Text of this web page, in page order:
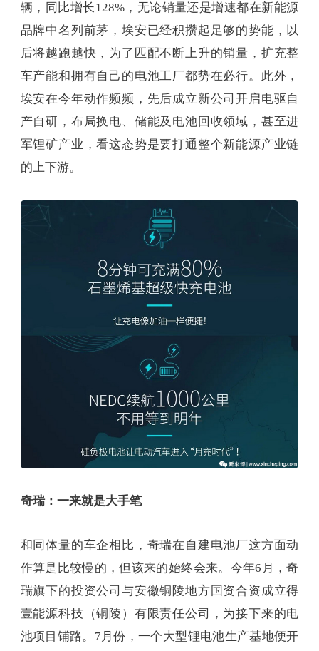
辆，同比增长128%，无论销量还是增速都在新能源
品牌中名列前茅，埃安已经积攒起足够的势能，以
后将越跑越快，为了匹配不断上升的销量，扩充整
车产能和拥有自己的电池工厂都势在必行。此外，
埃安在今年动作频频，先后成立新公司开启电驱自
产自研，布局换电、储能及电池回收领域，甚至进
军锂矿产业，看这态势是要打通整个新能源产业链
的上下游。
奇瑞：一来就是大手笔
和同体量的车企相比，奇瑞在自建电池厂这方面动
作算是比较慢的，但该来的始终会来。今年6月，奇
瑞旗下的投资公司与安徽铜陵地方国资合资成立得
壹能源科技（铜陵）有限责任公司，为接下来的电
池项目铺路。7月份，一个大型锂电池生产基地便开